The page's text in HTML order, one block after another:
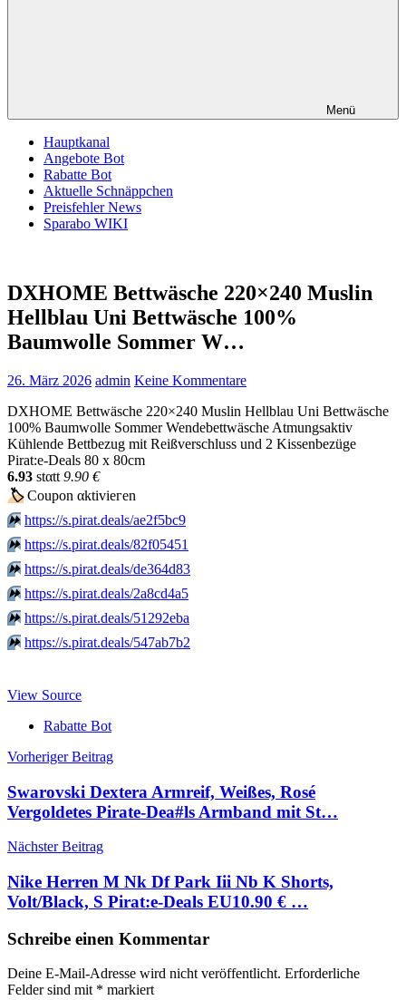
Menü
Hauptkanal
Angebote Bot
Rabatte Bot
Aktuelle Schnäppchen
Preisfehler News
Sparabo WIKI
DXHOME Bettwäsche 220×240 Muslin
Hellblau Uni Bettwäsche 100%
Baumwolle Sommer W…
26. März 2026 admin Keine Kommentare
DXHOME Bettwäsche 220×240 Muslin Hellblau Uni Bettwäsche
100% Baumwolle Sommer Wendebettwäsche Atmungsaktiv
Kühlende Bettbezug mit Reißverschluss und 2 Kissenbezüge
Pirat:e-Deals 80 x 80cm
6.93 stαtt 9.90 €
🏷Сοuрοn αktiviегеn
⏩️ https://s.pirat.deals/ae2f5bc9
⏩️ https://s.pirat.deals/82f05451
⏩️ https://s.pirat.deals/de364d83
⏩️ https://s.pirat.deals/2a8cd4a5
⏩️ https://s.pirat.deals/51292eba
⏩️ https://s.pirat.deals/547ab7b2
View Source
Rabatte Bot
Beitragsnavigation
Vorheriger Beitrag
Swarovski Dextera Armreif, Weißes, Rosé
Vergoldetes Pirate-Dea#ls Armband mit St…
Nächster Beitrag
Nike Herren M Nk Df Park Iii Nb K Shorts,
Volt/Black, S Pirat:e-Deals EU10.90 € …
Schreibe einen Kommentar
Deine E-Mail-Adresse wird nicht veröffentlicht. Erforderliche
Felder sind mit * markiert